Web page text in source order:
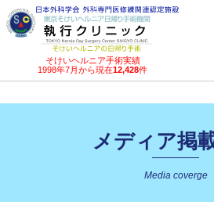
そけいヘルニア手術実績
1998年7月から現在12,428件
メディア掲
Media coverge